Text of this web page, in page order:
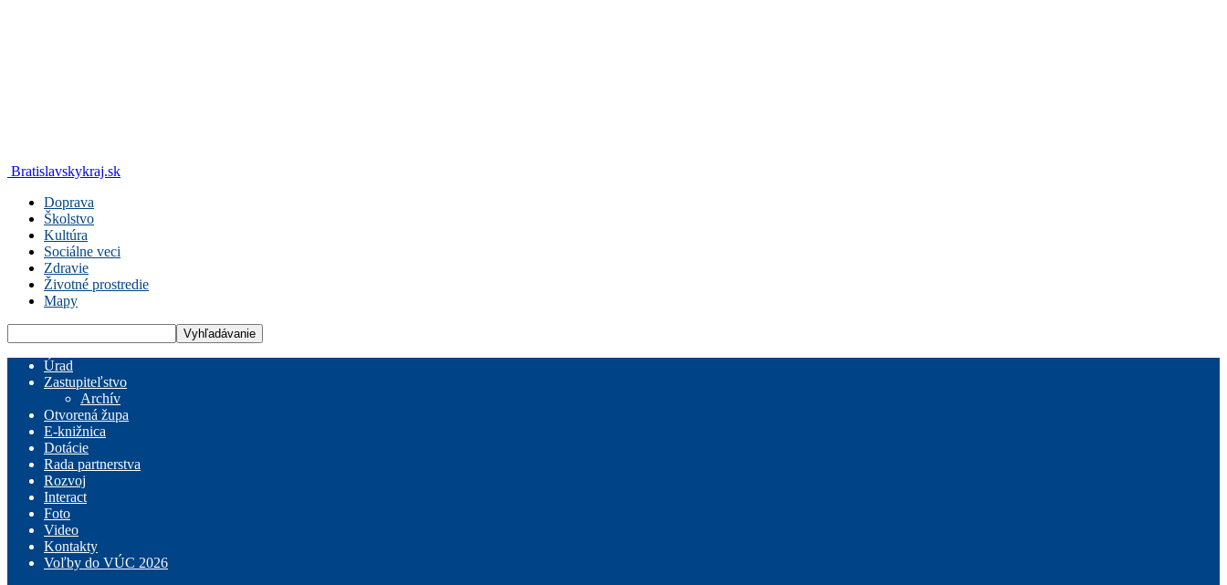
Bratislavskykraj.sk
Doprava
Školstvo
Kultúra
Sociálne veci
Zdravie
Životné prostredie
Mapy
Úrad
Zastupiteľstvo
Archív
Otvorená župa
E-knižnica
Dotácie
Rada partnerstva
Rozvoj
Interact
Foto
Video
Kontakty
Voľby do VÚC 2026